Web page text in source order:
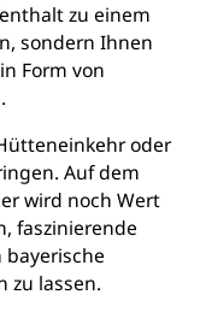
zu einem
sondern Ihnen
Form von
oder
Auf dem
wird noch Wert
faszinierende
zu lassen.